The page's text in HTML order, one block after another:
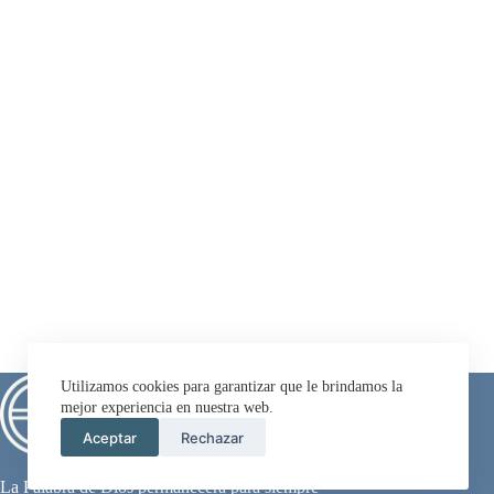
Utilizamos cookies para garantizar que le brindamos la
mejor experiencia en nuestra web.
Aceptar Rechazar
La Palabra de Dios permanecerá para siempre